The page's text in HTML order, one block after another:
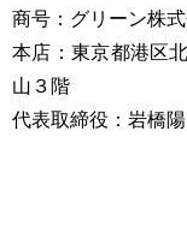
商号：グリーン株
本店：東京都港区
山３階
代表取締役：岩橋陽